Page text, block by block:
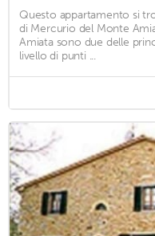
Questo appartamento si
di Mercurio del Monte
Amiata sono due delle
livello di punti ...